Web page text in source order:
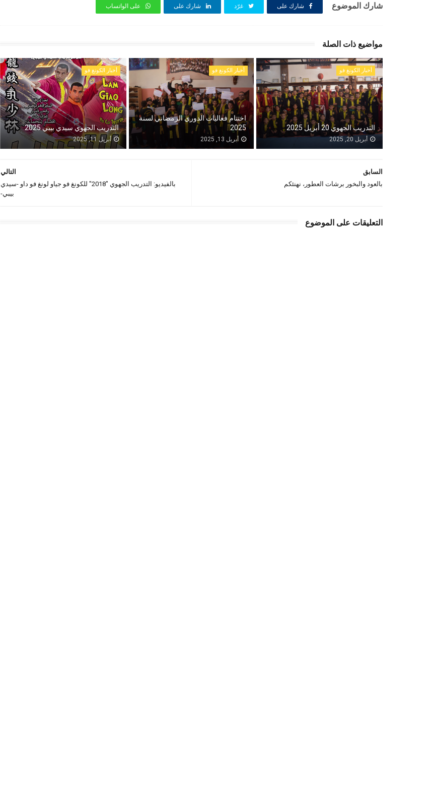
شارك الموضوع شارك على غرّد شارك على على الواتساب
مواضيع ذات الصلة
أخبار الكونغ فو
التدريب الجهوي 20 أبريل 2025
أبريل 20, 2025
أخبار الكونغ فو
اختتام فعاليات الدوري الرمضاني لسنة
2025
أبريل 13, 2025
أخبار الكونغ فو
التدريب الجهوي سيدي بيبي 2025
أبريل 11, 2025
التالي
بالفيديو: التدريب الجهوي "2018" للكونغ فو جياو لونغ فو داو -سيدي
بيبي-
السابق
بالعود والبخور برشات العطور، نهنئكم
التعليقات على الموضوع